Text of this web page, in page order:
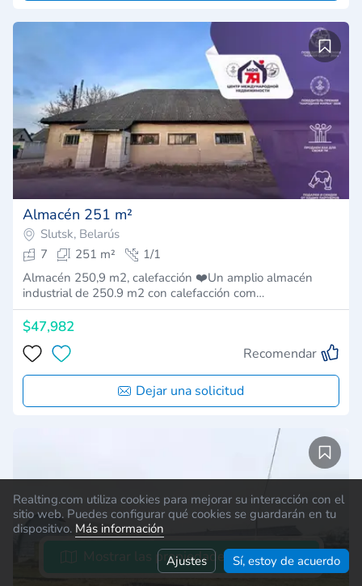
Realting.com utiliza cookies para mejorar su interacción con el
sitio web. Puedes configurar qué cookies se guardarán en tu
dispositivo. Más información
Ajustes
Sí, estoy de acuerdo
Mostrar las propiedades en el mapa
Almacén 251 m²
Slutsk, Belarús
7
251 m²
1/1
Almacén 250,9 m2, calefacción ❤️Un amplio almacén
industrial de 250.9 m2 con calefacción com…
$47,982
Recomendar
Dejar una solicitud